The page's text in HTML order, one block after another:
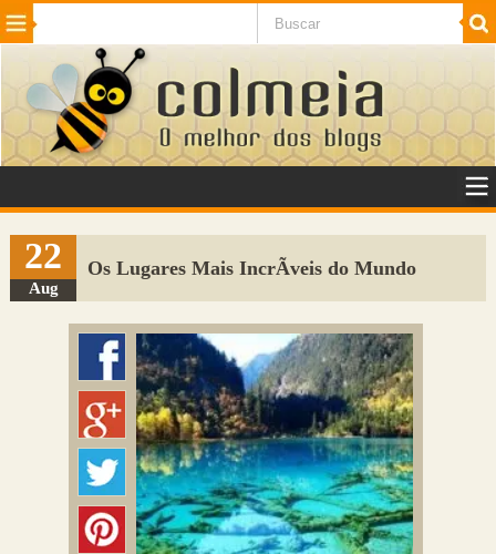
Beleza Cinema e TV
Internet Jogos NotÃ­cias SaÃºde
VeÃ­culos Adulto
Sugerir Link
Adicionar Blog
Colmeia Exchange
Perguntas Frequentes
22
Aug
Os Lugares Mais IncrÃ­veis do Mundo